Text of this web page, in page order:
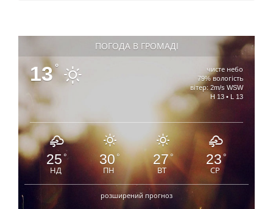
ПОГОДА В ГРОМАДІ
13°
чисте небо
79% вологість
вітер: 2m/s WSW
H 13 • L 13
25 °
НД
30°
ПН
27°
ВТ
23°
СР
розширений прогноз